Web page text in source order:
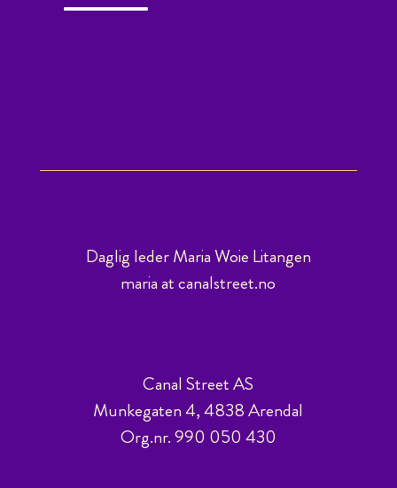
Daglig leder Maria Woie Litangen
maria at canalstreet.no
Canal Street AS
Munkegaten 4, 4838 Arendal
Org.nr. 990 050 430